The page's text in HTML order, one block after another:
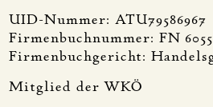
UID-Nummer: ATU79586967
Firmenbuchnummer: FN
Firmenbuchgericht:
Mitglied der WKÖ